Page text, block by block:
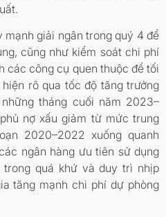
mạnh giải ngân trong quý 4 để
cũng như kiểm soát chi phí
các công cụ quen thuộc để tối
rõ qua tốc độ tăng trưởng
tháng cuối năm 2023–
nợ xấu giảm từ mức trung
2020–2022 xuống quanh
ngân hàng ưu tiên sử dụng
quá khứ và duy trì nhịp
tăng mạnh chi phí dự phòng